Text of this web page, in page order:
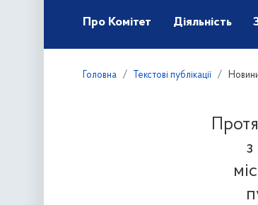
Про Комітет Діяльність
Головна Текстові публікації